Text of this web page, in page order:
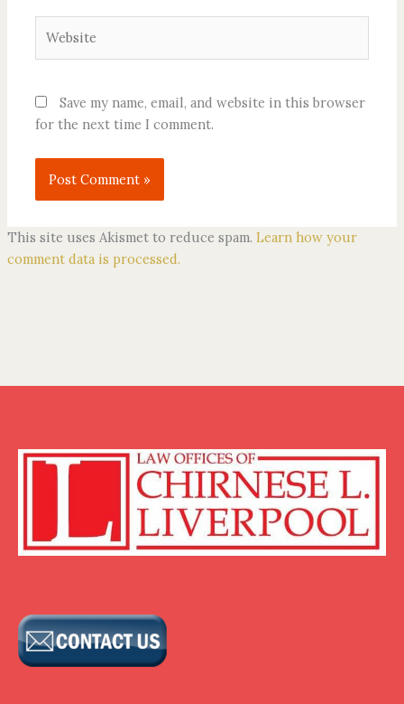
Save my name, email, and website in this browser
for the next time I comment.
This site uses Akismet to reduce spam. Learn how your
comment data is processed.